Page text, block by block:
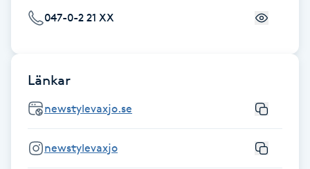
Headspa
Herrklippning
HIFU
047-0-2 21 XX
Länkar
newstylevaxjo.se
newstylevaxjo